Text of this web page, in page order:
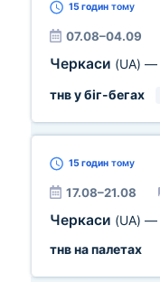
15 годин тому
07.08–04.09
Черкаси (UA) —
тнв у біг-бегах
15 годин тому
17.08–21.08
Черкаси (UA) —
тнв на палетах